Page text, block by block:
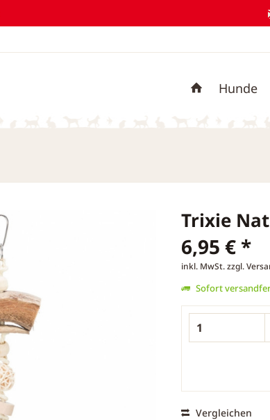
Hunde
Trixie
6,95 € *
inkl. MwSt.zzgl.
Sofort
Vergleichen